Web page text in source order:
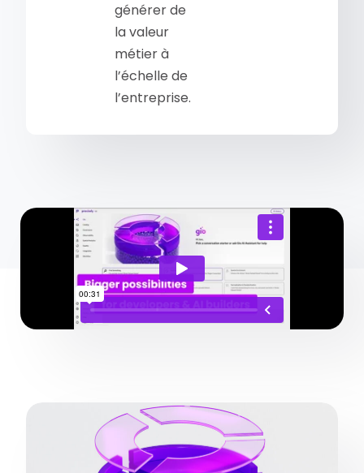
générer de
la valeur
métier à
l’échelle de
l’entreprise.